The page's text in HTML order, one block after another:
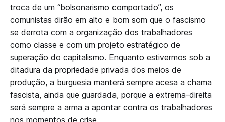
troca de um “bolsonarismo comportado”, os
comunistas dirão em alto e bom som que o fascismo
se derrota com a organização dos trabalhadores
como classe e com um projeto estratégico de
superação do capitalismo. Enquanto estivermos sob a
ditadura da propriedade privada dos meios de
produção, a burguesia manterá sempre acesa a chama
fascista, ainda que guardada, porque a extrema-direita
será sempre a arma a apontar contra os trabalhadores
nos momentos de crise.